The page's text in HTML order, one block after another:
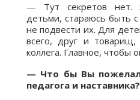
— Тут секретов нет.
детьми, стараюсь быть
не подвести их. Для
всего, друг и
коллега. Главное, чтобы
— Что бы Вы
педагога и наставника?